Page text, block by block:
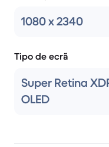
1080 x 2340
Tipo de ecrã
Super Retina
OLED